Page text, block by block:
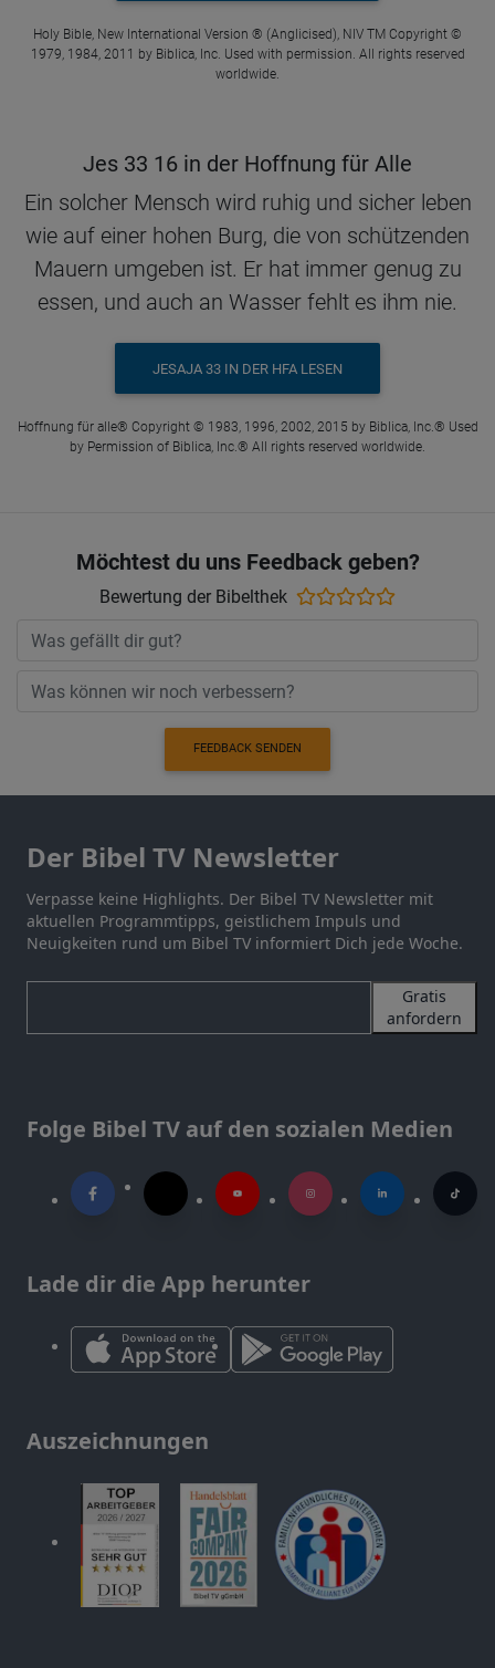
Holy Bible, New International Version ® (Anglicised), NIV TM Copyright ©
1979, 1984, 2011 by Biblica, Inc. Used with permission. All rights reserved
worldwide.
Jes 33 16 in der Hoffnung für Alle
Ein solcher Mensch wird ruhig und sicher leben
wie auf einer hohen Burg, die von schützenden
Mauern umgeben ist. Er hat immer genug zu
essen, und auch an Wasser fehlt es ihm nie.
JESAJA 33 IN DER HFA LESEN
Hoffnung für alle® Copyright © 1983, 1996, 2002, 2015 by Biblica, Inc.® Used
by Permission of Biblica, Inc.® All rights reserved worldwide.
Möchtest du uns Feedback geben?
Bewertung der Bibelthek
FEEDBACK SENDEN
Der Bibel TV Newsletter
Verpasse keine Highlights. Der Bibel TV Newsletter mit
aktuellen Programmtipps, geistlichem Impuls und
Neuigkeiten rund um Bibel TV informiert Dich jede Woche.
Gratis
anfordern
Folge Bibel TV auf den sozialen Medien
Lade dir die App herunter
Auszeichnungen